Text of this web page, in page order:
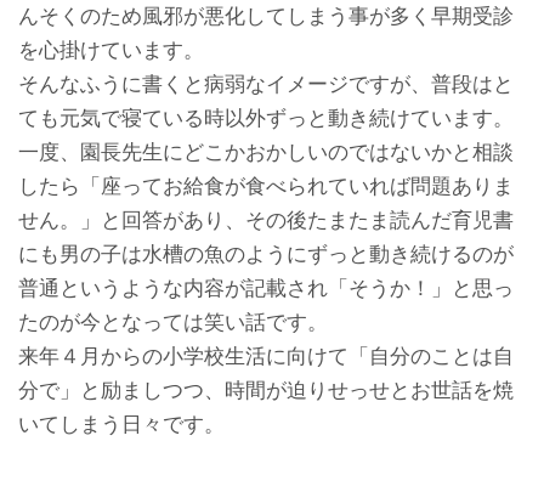
んそくのため風邪が悪化してしまう事が多く早期受診
を心掛けています。
そんなふうに書くと病弱なイメージですが、普段はと
ても元気で寝ている時以外ずっと動き続けています。
一度、園長先生にどこかおかしいのではないかと相談
したら「座ってお給食が食べられていれば問題ありま
せん。」と回答があり、その後たまたま読んだ育児書
にも男の子は水槽の魚のようにずっと動き続けるのが
普通というような内容が記載され「そうか！」と思っ
たのが今となっては笑い話です。
来年４月からの小学校生活に向けて「自分のことは自
分で」と励ましつつ、時間が迫りせっせとお世話を焼
いてしまう日々です。